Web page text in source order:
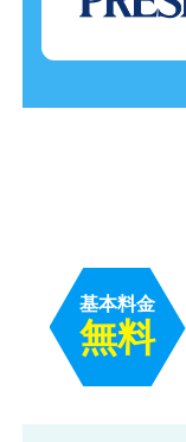
基本料金
無料